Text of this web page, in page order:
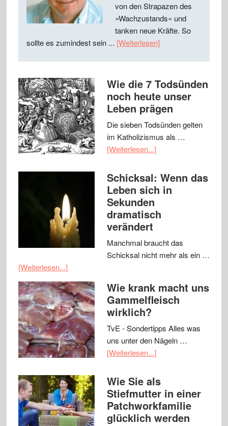
von den Strapazen des
»Wachzustands« und
tanken neue Kräfte. So
sollte es zumindest sein ... [Weiterlesen]
Wie die 7 Todsünden
noch heute unser
Leben prägen
Die sieben Todsünden gelten
im Katholizismus als …
[Weiterlesen...]
Schicksal: Wenn das
Leben sich in
Sekunden
dramatisch
verändert
Manchmal braucht das
Schicksal nicht mehr als ein …
[Weiterlesen...]
Wie krank macht uns
Gammelfleisch
wirklich?
TvE - Sondertipps Alles was
uns unter den Nägeln …
[Weiterlesen...]
Wie Sie als
Stiefmutter in einer
Patchworkfamilie
glücklich werden